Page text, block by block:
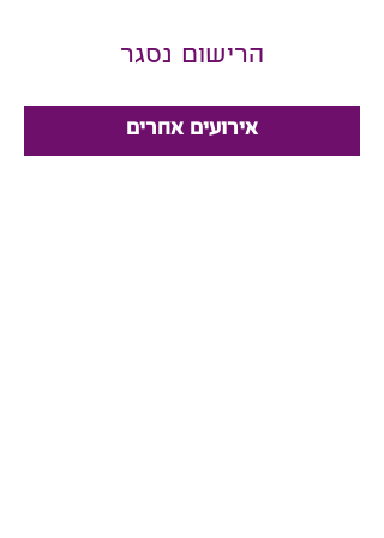
הרישום נסגר
אירועים אחרים